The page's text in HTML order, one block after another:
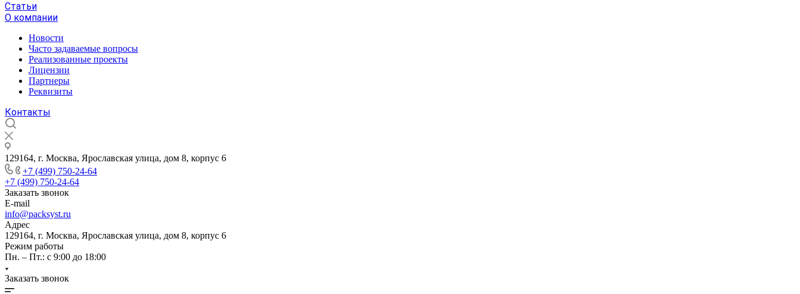
Статьи
О компании
Новости
Часто задаваемые вопросы
Реализованные проекты
Лицензии
Партнеры
Реквизиты
Контакты
129164, г. Москва, Ярославская улица, дом 8, корпус 6
+7 (499) 750-24-64
+7 (499) 750-24-64
Заказать звонок
E-mail
info@packsyst.ru
Адрес
129164, г. Москва, Ярославская улица, дом 8, корпус 6
Режим работы
Пн. – Пт.: с 9:00 до 18:00
Заказать звонок